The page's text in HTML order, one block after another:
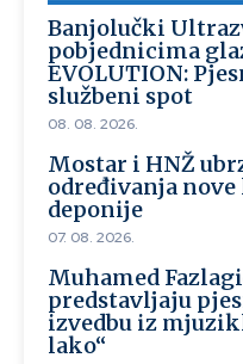
Banjolučki
pobjednicima
EVOLUTION:
službeni spot
08. 08. 2026.
Mostar i HNŽ
određivanja
deponije
07. 08. 2026.
Muhamed
predstavljaju
izvedbu iz
lako“